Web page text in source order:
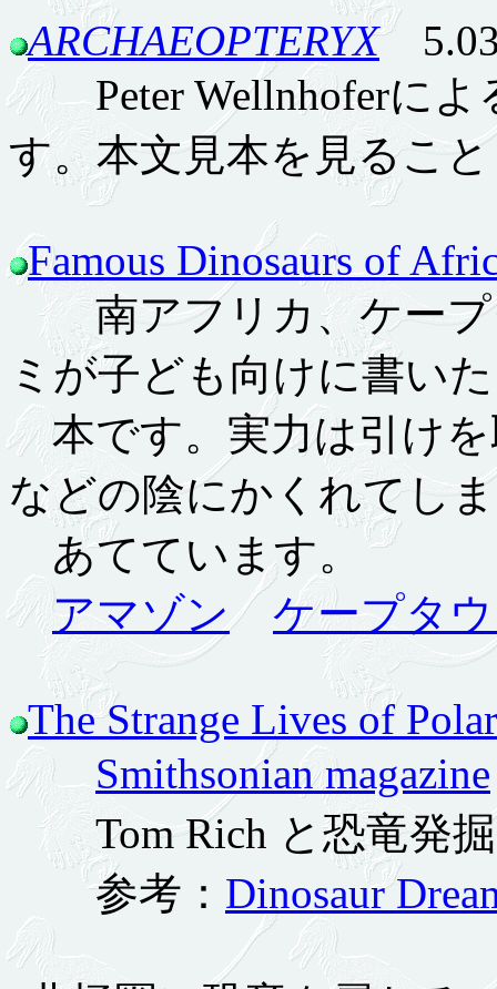
ARCHAEOPTERYX
Peter Wellnhoferによ
す。本文見本を見るこ
Famous Dinosaurs of
南アフリカ、ケープ
ミが子ども向けに書い
本です。実力は引けを
などの陰にかくれてし
あてています。
アマゾン
ケープタ
The Strange Lives of
Smithsonian magazine
Tom Rich と恐竜発
参考： Dinosaur